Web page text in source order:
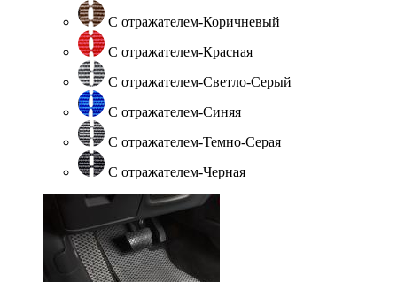
С отражателем-Коричневый
С отражателем-Красная
С отражателем-Светло-Серый
С отражателем-Синяя
С отражателем-Темно-Серая
С отражателем-Черная